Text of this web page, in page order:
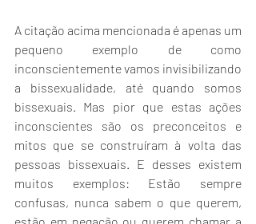
A citação acima mencionada é apenas um
pequeno exemplo de como
inconscientemente vamos invisibilizando
a bissexualidade, até quando somos
bissexuais. Mas pior que estas ações
inconscientes são os preconceitos e
mitos que se construíram à volta das
pessoas bissexuais. E desses existem
muitos exemplos: Estão sempre
confusas, nunca sabem o que querem,